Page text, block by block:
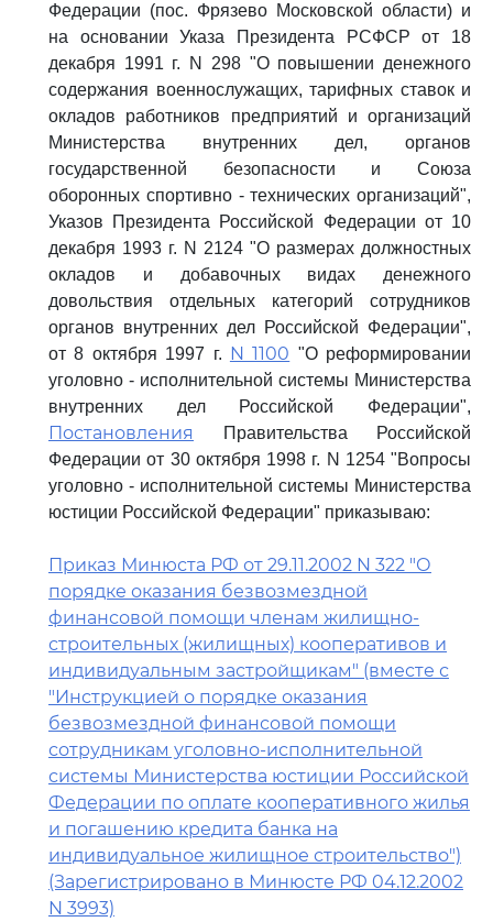
Федерации (пос. Фрязево Московской области) и
на основании Указа Президента РСФСР от 18
декабря 1991 г. N 298 "О повышении денежного
содержания военнослужащих, тарифных ставок и
окладов работников предприятий и организаций
Министерства внутренних дел, органов
государственной безопасности и Союза
оборонных спортивно - технических организаций",
Указов Президента Российской Федерации от 10
декабря 1993 г. N 2124 "О размерах должностных
окладов и добавочных видах денежного
довольствия отдельных категорий сотрудников
органов внутренних дел Российской Федерации",
от 8 октября 1997 г. N 1100 "О реформировании
уголовно - исполнительной системы Министерства
внутренних дел Российской Федерации",
Постановления
Правительства Российской
Федерации от 30 октября 1998 г. N 1254 "Вопросы
уголовно - исполнительной системы Министерства
юстиции Российской Федерации" приказываю:
Приказ Минюста РФ от 29.11.2002 N 322 "О
порядке оказания безвозмездной
финансовой помощи членам жилищно-
строительных (жилищных) кооперативов и
индивидуальным застройщикам" (вместе с
"Инструкцией о порядке оказания
безвозмездной финансовой помощи
сотрудникам уголовно-исполнительной
системы Министерства юстиции Российской
Федерации по оплате кооперативного жилья
и погашению кредита банка на
индивидуальное жилищное строительство")
(Зарегистрировано в Минюсте РФ 04.12.2002
N 3993)